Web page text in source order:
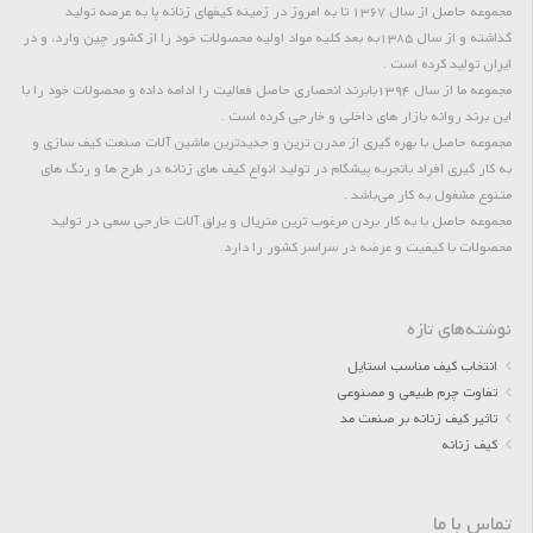
مجموعه حاصل از سال 1367 تا به امروز در زمینه کیفهای زنانه پا به عرصه تولید
گذاشته و از سال 1385به بعد کلیه مواد اولیه محصولات خود را از کشور چین وارد، و در
ایران تولید کرده است .
مجموعه ما از سال 1394بابرند انحصاری حاصل فعالیت را ادامه داده و محصولات خود را با
این برند روانه بازار های داخلی و خارجی کرده است .
مجموعه حاصل با بهره گیری از مدرن ترین و جدیدترین ماشین آلات صنعت کیف سازی و
به کار گیری افراد باتجربه پیشگام در تولید انواع کیف های زنانه در طرح ها و رنگ های
متنوع مشغول به کار می‌باشد .
مجموعه حاصل با به کار بردن مرغوب ترین متریال و یراق آلات خارجی سعی در تولید
محصولات با کیفیت و عرضه در سراسر کشور را دارد.
نوشته‌های تازه
انتخاب کیف مناسب استایل
تفاوت چرم طبیعی و مصنوعی
تاثیر کیف زنانه بر صنعت مد
کیف زنانه
تماس با ما